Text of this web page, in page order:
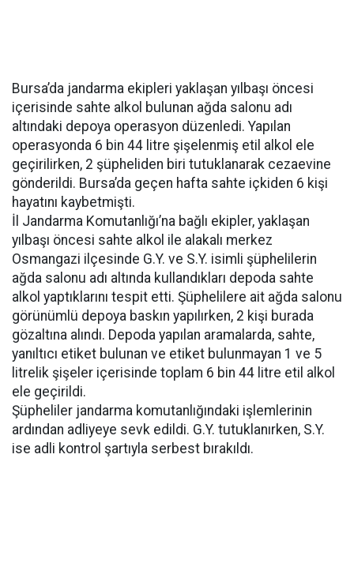
Bursa’da jandarma ekipleri yaklaşan yılbaşı öncesi
içerisinde sahte alkol bulunan ağda salonu adı
altındaki depoya operasyon düzenledi. Yapılan
operasyonda 6 bin 44 litre şişelenmiş etil alkol ele
geçirilirken, 2 şüpheliden biri tutuklanarak cezaevine
gönderildi. Bursa’da geçen hafta sahte içkiden 6 kişi
hayatını kaybetmişti.
İl Jandarma Komutanlığı’na bağlı ekipler, yaklaşan
yılbaşı öncesi sahte alkol ile alakalı merkez
Osmangazi ilçesinde G.Y. ve S.Y. isimli şüphelilerin
ağda salonu adı altında kullandıkları depoda sahte
alkol yaptıklarını tespit etti. Şüphelilere ait ağda salonu
görünümlü depoya baskın yapılırken, 2 kişi burada
gözaltına alındı. Depoda yapılan aramalarda, sahte,
yanıltıcı etiket bulunan ve etiket bulunmayan 1 ve 5
litrelik şişeler içerisinde toplam 6 bin 44 litre etil alkol
ele geçirildi.
Şüpheliler jandarma komutanlığındaki işlemlerinin
ardından adliyeye sevk edildi. G.Y. tutuklanırken, S.Y.
ise adli kontrol şartıyla serbest bırakıldı.